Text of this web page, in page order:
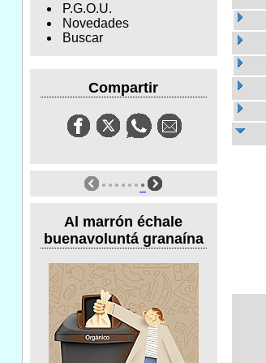
P.G.O.U.
Novedades
Buscar
Compartir
Al marrón échale
buenavoluntá granaína